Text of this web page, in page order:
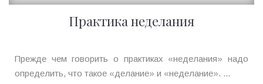
Практика неделания
Ирина
MagicTantra
Прежде чем говорить о практиках «неделания» надо
определить, что такое «делание» и «неделание». ...